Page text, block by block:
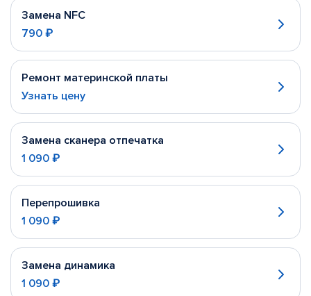
Замена NFC
790 ₽
Ремонт материнской платы
Узнать цену
Замена сканера отпечатка
1 090 ₽
Перепрошивка
1 090 ₽
Замена динамика
1 090 ₽